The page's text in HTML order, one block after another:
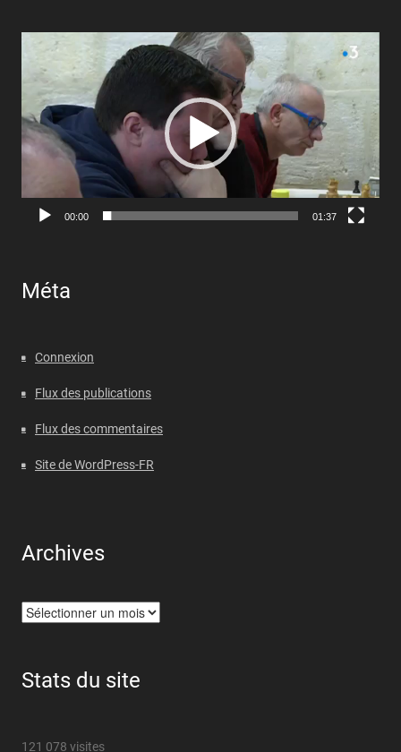
Lecteur
00:00 01:37
Méta
Connexion
Flux des publications
Flux des commentaires
Site de WordPress-FR
Archives
Archives
Stats du site
121 078 visites